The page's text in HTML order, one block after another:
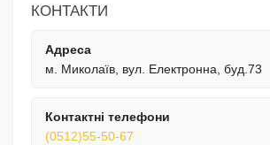
КОНТАКТИ
Адреса
м. Миколаїв, вул. Електронна, буд.73
Контактні телефони
(0512)55-50-67